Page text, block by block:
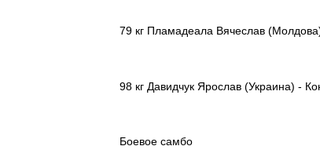
79 кг Пламадеала Вячеслав
98 кг Давидчук Ярослав (Украина) -
Боевое самбо